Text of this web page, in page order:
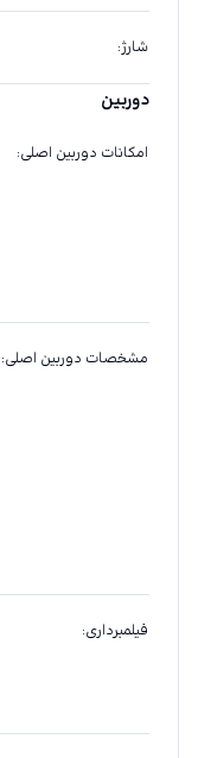
شارژ:
دوربین
امکانات دوربین اصلی:
مشخصات دوربین اصلی:
فیلمبرداری: